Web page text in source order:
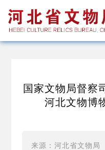
国家文物局督察
河北文物博
来源：河北省文物局